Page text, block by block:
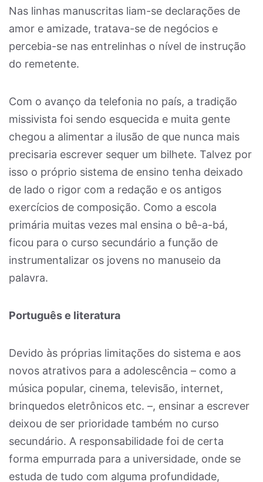
Nas linhas manuscritas liam-se declarações de
amor e amizade, tratava-se de negócios e
percebia-se nas entrelinhas o nível de instrução
do remetente.
Com o avanço da telefonia no país, a tradição
missivista foi sendo esquecida e muita gente
chegou a alimentar a ilusão de que nunca mais
precisaria escrever sequer um bilhete. Talvez por
isso o próprio sistema de ensino tenha deixado
de lado o rigor com a redação e os antigos
exercícios de composição. Como a escola
primária muitas vezes mal ensina o bê-a-bá,
ficou para o curso secundário a função de
instrumentalizar os jovens no manuseio da
palavra.
Português e literatura
Devido às próprias limitações do sistema e aos
novos atrativos para a adolescência – como a
música popular, cinema, televisão, internet,
brinquedos eletrônicos etc. –, ensinar a escrever
deixou de ser prioridade também no curso
secundário. A responsabilidade foi de certa
forma empurrada para a universidade, onde se
estuda de tudo com alguma profundidade,